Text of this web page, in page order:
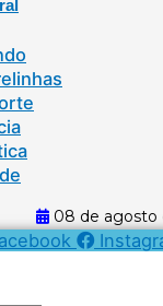
08 de agosto